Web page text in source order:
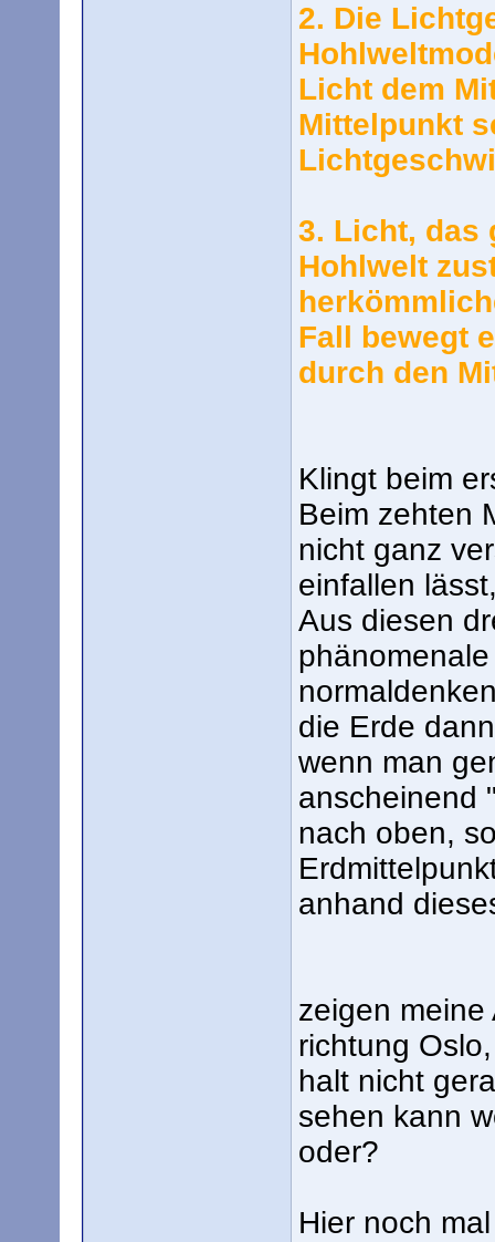
2. Die
Licht dem
Mittelpunkt
3. Licht, das
Hohlwelt
Fall bewegt
durch den
Klingt beim
Beim zehten
nicht ganz
einfallen
Aus diesen
die Erde
wenn man
anscheinend
nach oben,
anhand
zeigen
richtung
halt nicht
sehen kann
oder?
Hier noch